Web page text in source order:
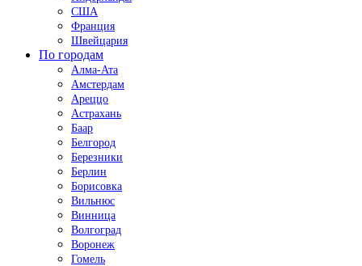
США
Франция
Швейцария
По городам
Алма-Ата
Амстердам
Ареццо
Астрахань
Баар
Белгород
Березники
Берлин
Борисовка
Вильнюс
Винница
Волгоград
Воронеж
Гомель